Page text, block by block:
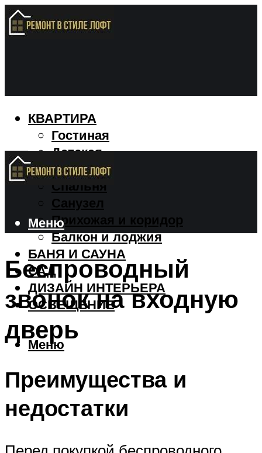
КВАРТИРА
Гостиная
Детская
Кухня
Спальня
Санузел
Прихожая и коридор
Балкон и лоджия
БАНЯ И САУНА
САД
ДИЗАЙН ИНТЕРЬЕРА
ОСВЕЩЕНИЕ
Меню
Меню
Беспроводный
звонок на входную
дверь
Преимущества и
недостатки